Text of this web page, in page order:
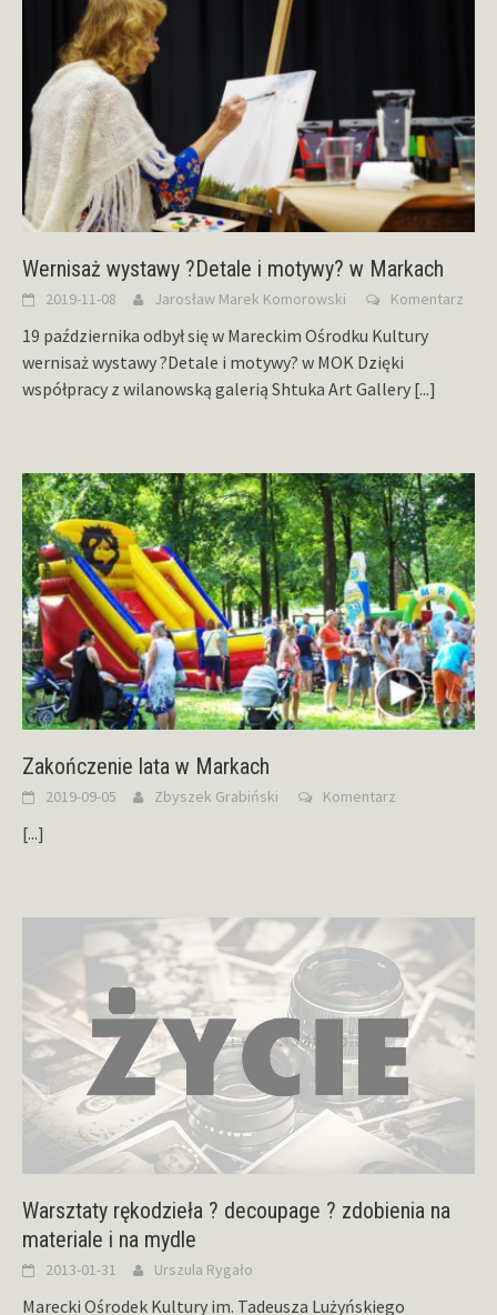
Wernisaż wystawy ?Detale i motywy? w Markach
2019-11-08 Jarosław Marek Komorowski Komentarz
19 października odbył się w Mareckim Ośrodku Kultury
wernisaż wystawy ?Detale i motywy? w MOK Dzięki
współpracy z wilanowską galerią Shtuka Art Gallery [...]
Zakończenie lata w Markach
2019-09-05 Zbyszek Grabiński Komentarz
[...]
Warsztaty rękodzieła ? decoupage ? zdobienia na
materiale i na mydle
2013-01-31 Urszula Rygało
Marecki Ośrodek Kultury im. Tadeusza Lużyńskiego